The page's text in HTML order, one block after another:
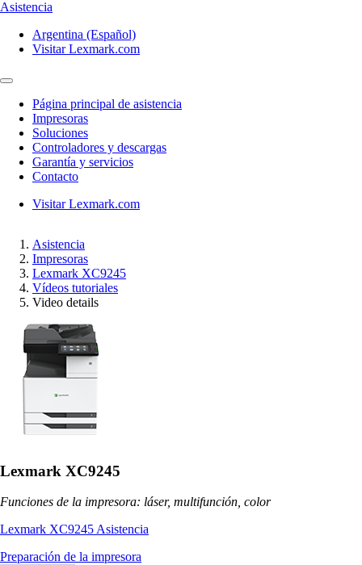
Asistencia
Argentina (Español)
Visitar Lexmark.com
Página principal de asistencia
Impresoras
Soluciones
Controladores y descargas
Garantía y servicios
Contacto
Visitar Lexmark.com
Asistencia
Impresoras
Lexmark XC9245
Vídeos tutoriales
Video details
Lexmark XC9245
Funciones de la impresora: láser, multifunción, color
Lexmark XC9245 Asistencia
Preparación de la impresora